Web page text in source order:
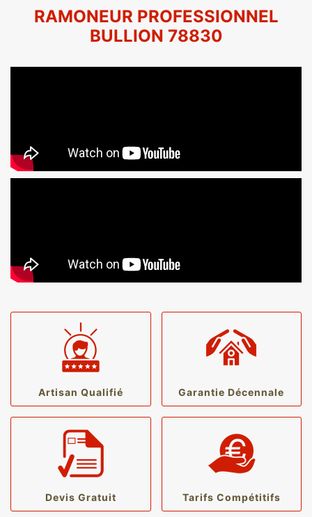
RAMONEUR PROFESSIONNEL
BULLION 78830
Artisan Qualifié Garantie Décennale
Devis Gratuit Tarifs Compétitifs